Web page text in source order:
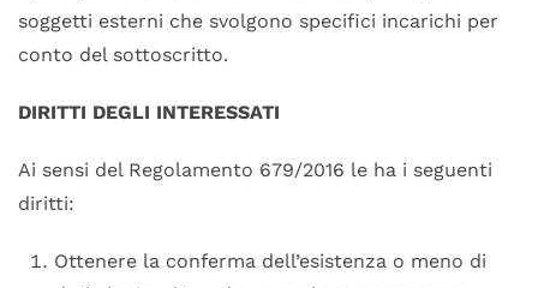
soggetti esterni che svolgono specifici incarichi per
conto del sottoscritto.
DIRITTI DEGLI INTERESSATI
Ai sensi del Regolamento 679/2016 le ha i seguenti
diritti:
Ottenere la conferma dell’esistenza o meno di